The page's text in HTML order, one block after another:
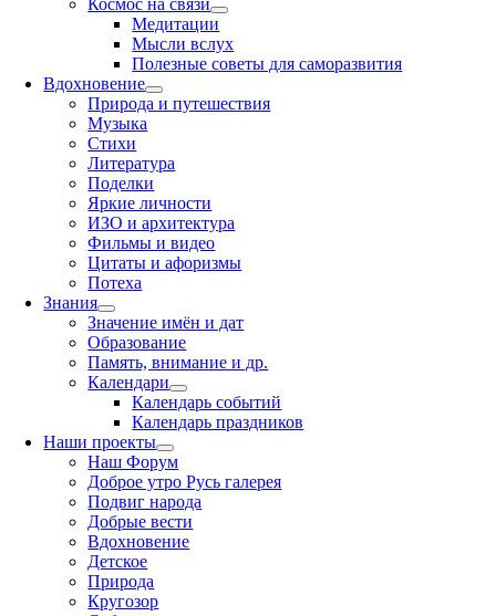
Космос на связи
Медитации
Мысли вслух
Полезные советы для саморазвития
Вдохновение
Природа и путешествия
Музыка
Стихи
Литература
Поделки
Яркие личности
ИЗО и архитектура
Фильмы и видео
Цитаты и афоризмы
Потеха
Знания
Значение имён и дат
Образование
Память, внимание и др.
Календари
Календарь событий
Календарь праздников
Наши проекты
Наш Форум
Доброе утро Русь галерея
Подвиг народа
Добрые вести
Вдохновение
Детское
Природа
Кругозор